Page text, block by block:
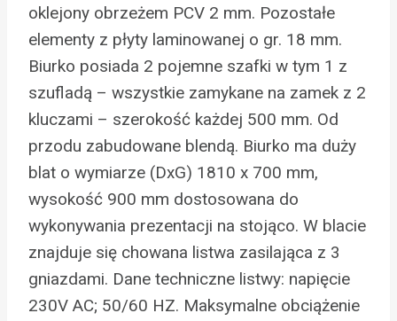
oklejony obrzeżem PCV 2 mm. Pozostałe
elementy z płyty laminowanej o gr. 18 mm.
Biurko posiada 2 pojemne szafki w tym 1 z
szufladą – wszystkie zamykane na zamek z 2
kluczami – szerokość każdej 500 mm. Od
przodu zabudowane blendą. Biurko ma duży
blat o wymiarze (DxG) 1810 x 700 mm,
wysokość 900 mm dostosowana do
wykonywania prezentacji na stojąco. W blacie
znajduje się chowana listwa zasilająca z 3
gniazdami. Dane techniczne listwy: napięcie
230V AC; 50/60 HZ. Maksymalne obciążenie